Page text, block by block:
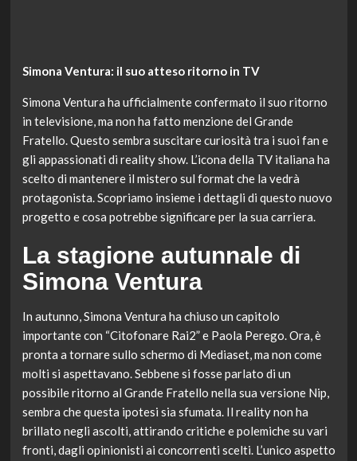
Simona Ventura: il suo atteso ritorno in TV
Simona Ventura ha ufficialmente confermato il suo ritorno
in televisione, ma non ha fatto menzione del Grande
Fratello. Questo sembra suscitare curiosità tra i suoi fan e
gli appassionati di reality show. L’icona della TV italiana ha
scelto di mantenere il mistero sul format che la vedrà
protagonista. Scopriamo insieme i dettagli di questo nuovo
progetto e cosa potrebbe significare per la sua carriera.
La stagione autunnale di
Simona Ventura
In autunno, Simona Ventura ha chiuso un capitolo
importante con “Citofonare Rai2” e Paola Perego. Ora, è
pronta a tornare sullo schermo di Mediaset, ma non come
molti si aspettavano. Sebbene si fosse parlato di un
possibile ritorno al Grande Fratello nella sua versione Nip,
sembra che questa ipotesi sia sfumata. Il reality non ha
brillato negli ascolti, attirando critiche e polemiche su vari
fronti, dagli opinionisti ai concorrenti scelti. L’unico aspetto